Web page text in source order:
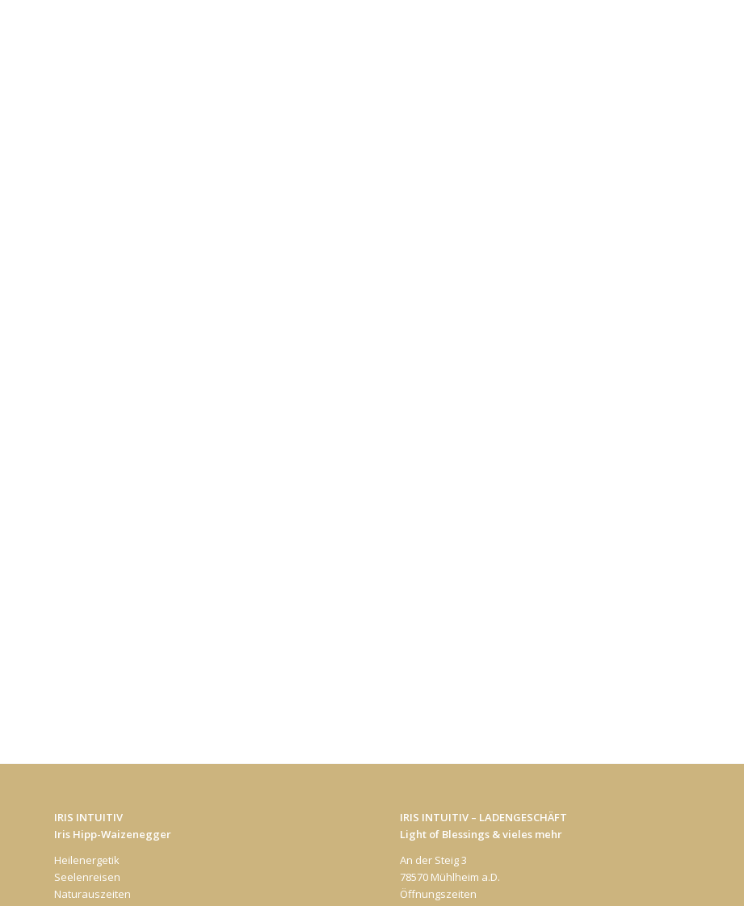
IRIS INTUITIV
Iris Hipp-Waizenegger
Heilenergetik
Seelenreisen
Naturauszeiten
IRIS INTUITIV – LADENGESCHÄFT
Light of Blessings & vieles mehr
An der Steig 3
78570 Mühlheim a.D.
Öffnungszeiten